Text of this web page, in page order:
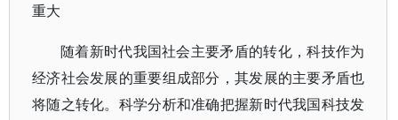
重大
随着新时代我国社会主要矛盾的转化，科技作为
经济社会发展的重要组成部分，其发展的主要矛盾也
将随之转化。科学分析和准确把握新时代我国科技发